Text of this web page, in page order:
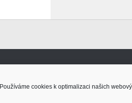
Používáme cookies k optimalizaci našich